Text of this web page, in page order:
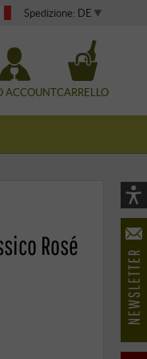
Spedizione: DE
ACCOUNTCARRELLO
Rosé